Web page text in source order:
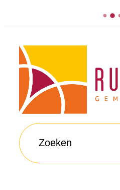
Rumst
Waarmee kunnen we